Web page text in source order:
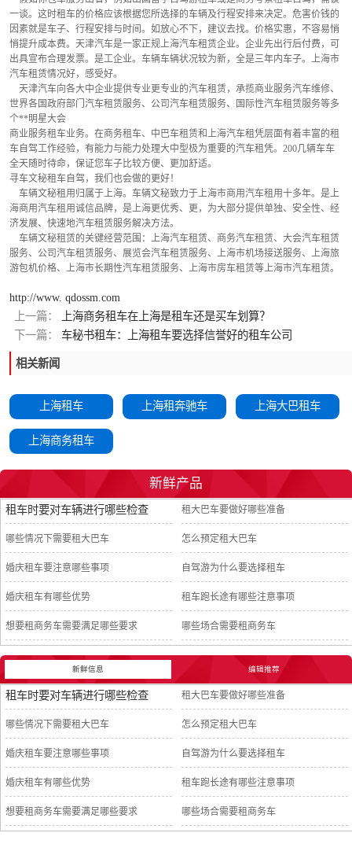
一谈。这时租车的价格应该根据您所选择的车辆及行程安排来决定。危害价钱的
因素就是车子、行程安排与时间。如放心不下，建议去找。价格实惠，不容易悄
悄提升成本费。天津汽车是一家正规上海汽车租赁企业。企业先出行后付费，可
出具宣布合理发票。是工企业。车辆车辆状况较为新，全是三年内车子。上海市
汽车租赁情况好，感受好。
世界各国政府部门汽车租赁服务、公司汽车租赁服务、国际性汽车租赁服务等多
个**明星大会
商业服务租车业务。在商务租车、中巴车租赁和上海汽车租凭层面有着丰富的租
车自驾工作经验，有能力与能力处理大中型极为重要的汽车租凭。200几辆车车
全天随时待命，保证您车子比较方便、更加舒适。
寻车文秘租车自驾，我们也会做的更好！
海商用汽车租用诚信品牌，是上海更优秀、更，为大部分提供单独、安全性、经
济发展、快速地汽车租赁服务解决方法。
服务、公司汽车租赁服务、展览会汽车租赁服务、上海市机场接送服务、上海旅
游包机价格、上海市长期性汽车租赁服务、上海市房车租赁等上海市汽车租赁。
http://www. qdossm.com
上一篇：
上海商务租车在上海是租车还是买车划算？
下一篇：
车秘书租车：上海租车要选择信誉好的租车公司
相关新闻
上海租车 上海租奔驰车 上海大巴租车
上海商务租车
新鲜产品
租车时要对车辆进行哪些检查 租大巴车要做好哪些准备
哪些情况下需要租大巴车 怎么预定租大巴车
婚庆租车要注意哪些事项 自驾游为什么要选择租车
婚庆租车有哪些优势 租车跑长途有哪些注意事项
想要租商务车需要满足哪些要求 哪些场合需要租商务车
新鲜信息 编辑推荐
租车时要对车辆进行哪些检查 租大巴车要做好哪些准备
哪些情况下需要租大巴车 怎么预定租大巴车
婚庆租车要注意哪些事项 自驾游为什么要选择租车
婚庆租车有哪些优势 租车跑长途有哪些注意事项
想要租商务车需要满足哪些要求 哪些场合需要租商务车